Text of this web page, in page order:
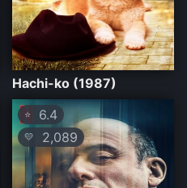
Hachi-ko (1987)
⭐ 6.4
💛 2,089